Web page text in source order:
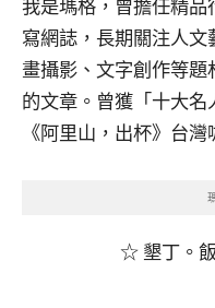
我是瑪格，曾擔任精品
寫網誌，長期關注人
畫攝影、文字創作等
的文章。曾獲「十大名
《阿里山，出杯》台灣
☆ 墾丁。